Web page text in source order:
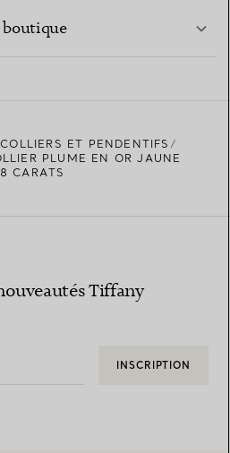
boutique
PROCHE
COLLIERS ET PENDENTIFS
PLUME EN OR JAUNE
CARATS
Tiffany
INSCRIPTION